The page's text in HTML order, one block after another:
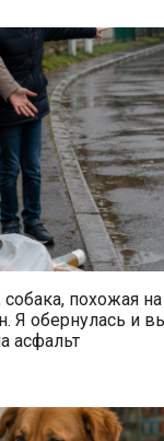
похожая
Я обернулась и
асфальт